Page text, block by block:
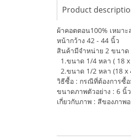
Product
ผ้าคอตตอน100% เหมา
หน้ากว้าง 42 - 44 นิ้ว
สินค้ามีจำหน่าย 2 ขนาด
1.ขนาด 1/4 หลา ( 18
2.ขนาด 1/2 หลา (18 x
วิธีซื้อ : กรณีที่ต้องการซื้อ
ขนาดภาพตัวอย่าง : 6 นิ้ว
เกี่ยวกับภาพ : สีของภาพ